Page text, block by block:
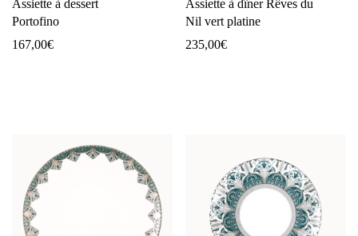
Assiette à dessert
Portofino
167,00€
Assiette à dîner Rêves du
Nil vert platine
235,00€